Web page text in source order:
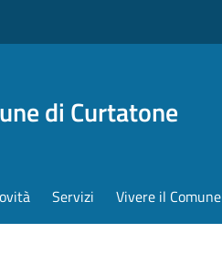
di Curtatone
Servizi Vivere il Comune